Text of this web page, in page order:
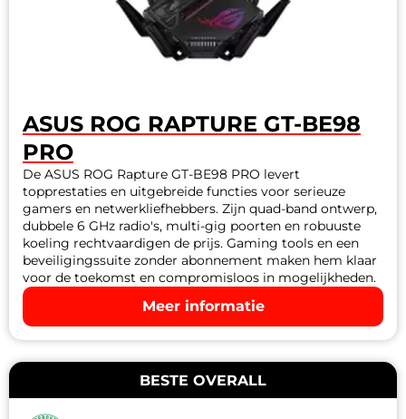
ASUS ROG RAPTURE GT-BE98
PRO
De ASUS ROG Rapture GT-BE98 PRO levert
topprestaties en uitgebreide functies voor serieuze
gamers en netwerkliefhebbers. Zijn quad-band ontwerp,
dubbele 6 GHz radio's, multi-gig poorten en robuuste
koeling rechtvaardigen de prijs. Gaming tools en een
beveiligingssuite zonder abonnement maken hem klaar
voor de toekomst en compromisloos in mogelijkheden.
Meer informatie
BESTE OVERALL